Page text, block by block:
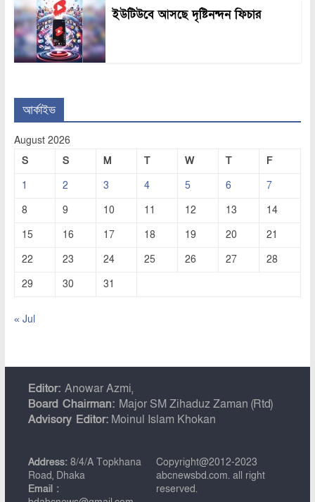
ইউটিউবে আসছে দৃষ্টিনন্দন ফিচার
আর্কাইভ
August 2026
S
S M T W T
F
1
2 3 4 5 6
7
8
9 10 11 12 13
14
15
16 17 18 19 20
21
22
23 24 25 26 27
28
29
30 31
« Jul
Editor: Anowar Azmi,
Board Chairman: Major SM Zihaduz Zaman (Rtd)
Advisory Editor:Moinul Islam Khokan
Address:8/4/A Topkhana
Road, Dhaka
Email :
Copyright@2012-2023
abcnewsbd.com. all right
reserved.